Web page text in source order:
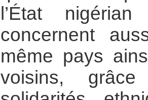
l’État
concernent
même pays
voisins,